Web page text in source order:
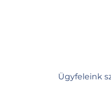
Ügyfeleink